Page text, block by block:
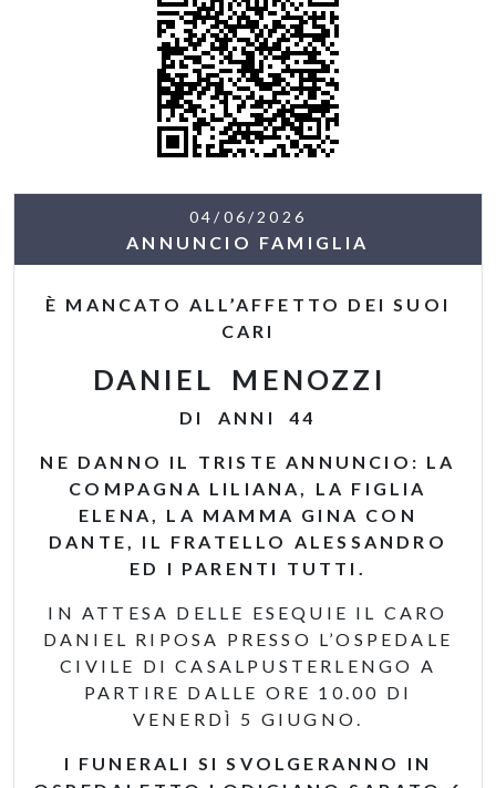
04/06/2026
ANNUNCIO FAMIGLIA
È MANCATO ALL’AFFETTO DEI SUOI
CARI
DANIEL MENOZZI
DI ANNI 44
NE DANNO IL TRISTE ANNUNCIO: LA
COMPAGNA LILIANA, LA FIGLIA
ELENA, LA MAMMA GINA CON
DANTE, IL FRATELLO ALESSANDRO
ED I PARENTI TUTTI.
IN ATTESA DELLE ESEQUIE IL CARO
DANIEL RIPOSA PRESSO L’OSPEDALE
CIVILE DI CASALPUSTERLENGO A
PARTIRE DALLE ORE 10.00 DI
VENERDÌ 5 GIUGNO.
I FUNERALI SI SVOLGERANNO IN